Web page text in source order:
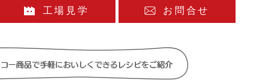
工場見学 お問合せ